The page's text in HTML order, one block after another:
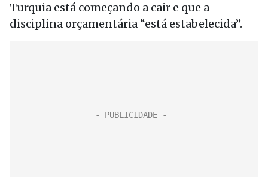
Turquia está começando a cair e que a
disciplina orçamentária “está estabelecida”.